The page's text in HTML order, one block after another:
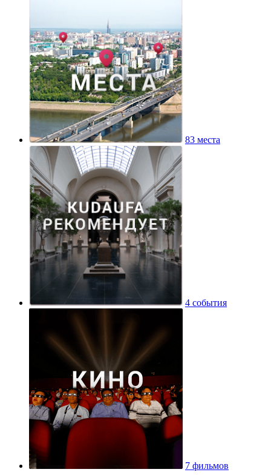
83 места
4 события
7 фильмов